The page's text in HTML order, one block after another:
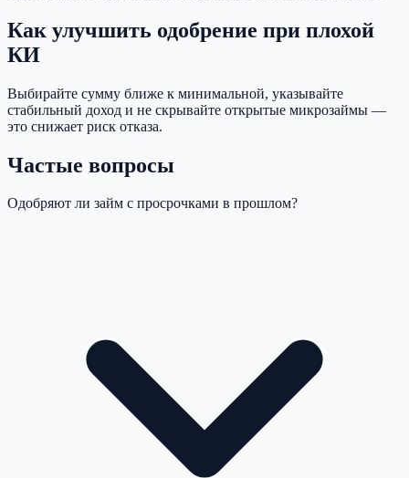
Как улучшить одобрение при плохой
КИ
Выбирайте сумму ближе к минимальной, указывайте
стабильный доход и не скрывайте открытые микрозаймы —
это снижает риск отказа.
Частые вопросы
Одобряют ли займ с просрочками в прошлом?